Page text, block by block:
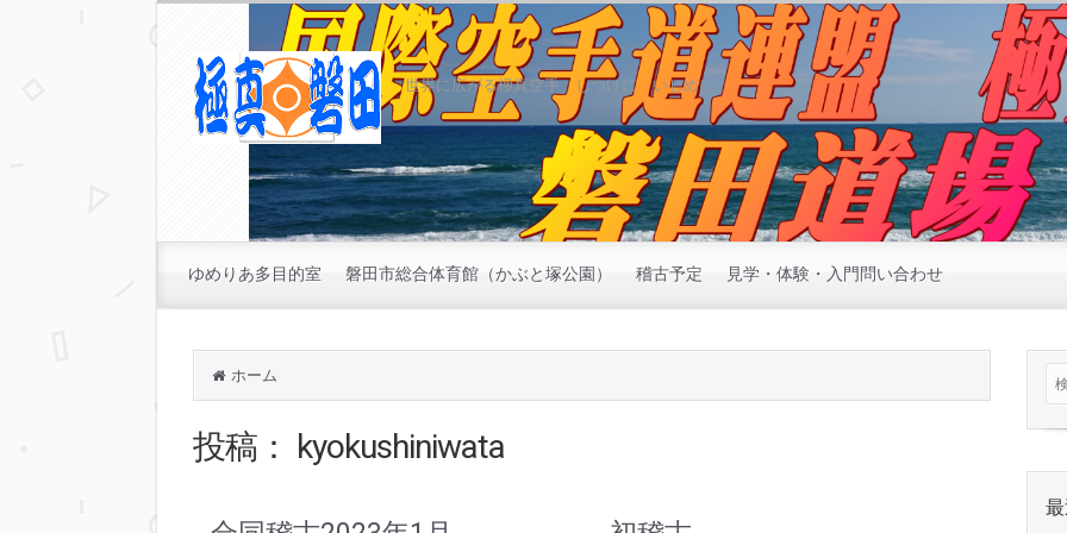
世界に広がる極真空手 しつけに いじめに
ゆめりあ多目的室 磐田市総合体育館（かぶと塚公園） 稽古予定 見学・体験・入門問い合わせ
ホーム
投稿： kyokushiniwata